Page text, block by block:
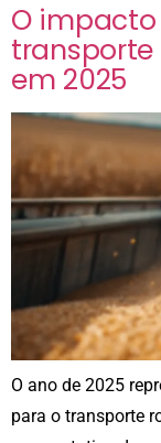
O
em 2025
O ano de 2025
para o transporte